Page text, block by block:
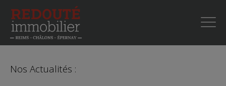
Nos Actualités :